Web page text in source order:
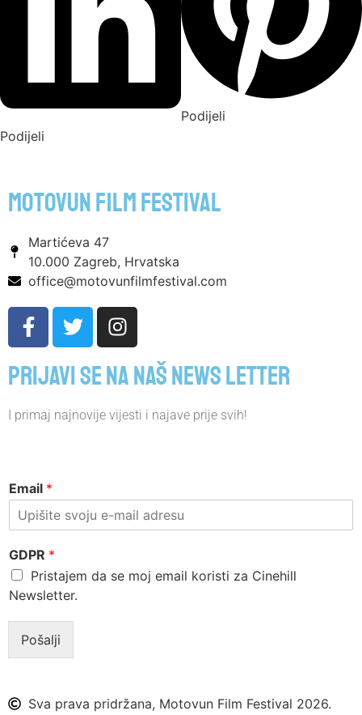
Podijeli
Podijeli
motovun film festival
Martićeva 47
10.000 Zagreb, Hrvatska
office@motovunfilmfestival.com
Prijavi se na naš news letter
I primaj najnovije vijesti i najave prije svih!
Email *
GDPR *
Pristajem da se moj email koristi za Cinehill
Newsletter.
Pošalji
Sva prava pridržana, Motovun Film Festival 2026.